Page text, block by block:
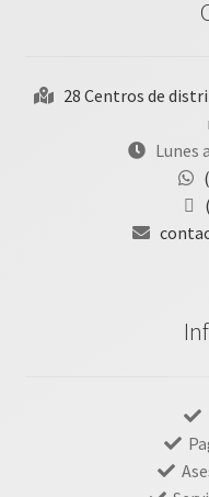
28 Centros de
Lunes